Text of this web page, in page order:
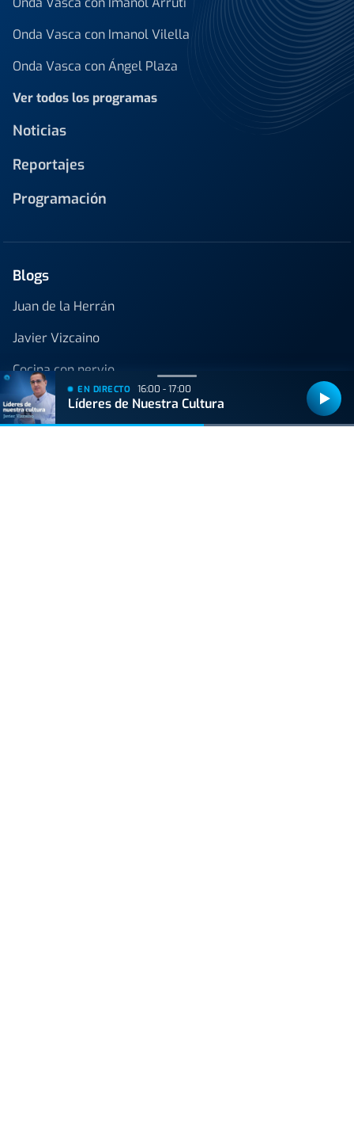
Onda Vasca con Imanol Vilella
Onda Vasca con Ángel Plaza
Ver todos los programas
Noticias
Reportajes
Programación
Blogs
Juan de la Herrán
Javier Vizcaino
Cocina con nervio
EN DIRECTO 16:00 - 17:00
Líderes de Nuestra Cultura